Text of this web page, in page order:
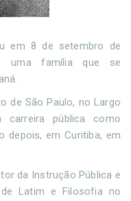
em 8 de setembro de
uma família que se
de São Paulo, no Largo
pública como
depois, em Curitiba, em
da Instrução Pública e
Latim e Filosofia no